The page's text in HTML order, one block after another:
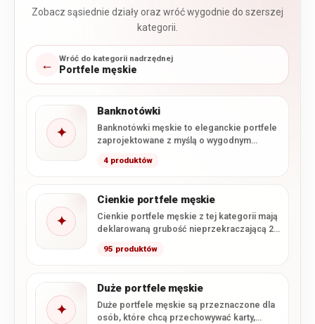
Zobacz sąsiednie działy oraz wróć wygodnie do szerszej
kategorii.
← Wróć do kategorii nadrzędnej
Portfele męskie
✦
Banknotówki
Banknotówki męskie to eleganckie portfele
zaprojektowane z myślą o wygodnym
najważniejszych dokumentów.…
4 produktów
✦
Cienkie portfele męskie
Cienkie portfele męskie z tej kategorii mają
deklarowaną grubość nieprzekraczającą 2
95 produktów
✦
Duże portfele męskie
Duże portfele męskie są przeznaczone dla
osób, które chcą przechowywać karty,